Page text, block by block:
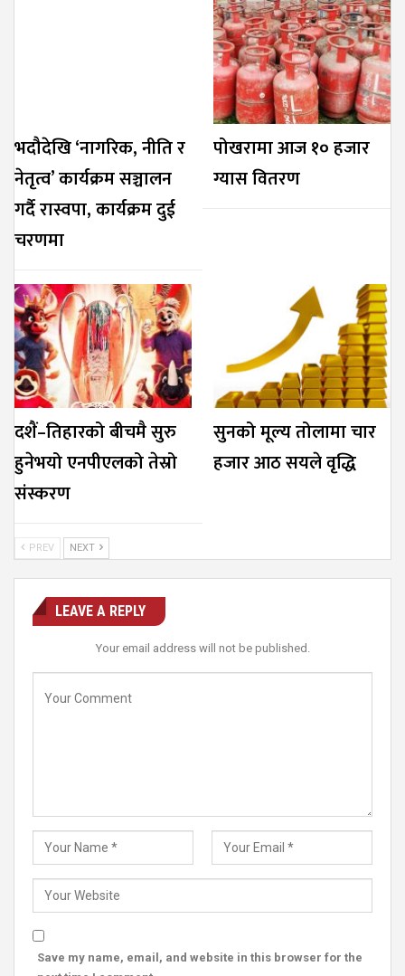
भदौदेखि ‘नागरिक, नीति र
नेतृत्व’ कार्यक्रम सञ्चालन
गर्दै रास्वपा, कार्यक्रम दुई
चरणमा
पोखरामा आज १० हजार
ग्यास वितरण
दशैं–तिहारको बीचमै सुरु
हुनेभयो एनपीएलको तेस्रो
संस्करण
सुनको मूल्य तोलामा चार
हजार आठ सयले वृद्धि
PREV NEXT
LEAVE A REPLY
Your email address will not be published.
Save my name, email, and website in this browser for the